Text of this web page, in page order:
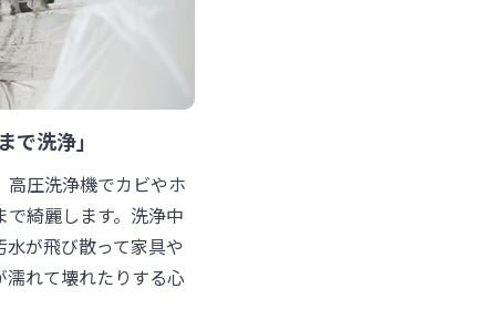
で洗浄」
圧洗浄機でカビやホ
綺麗します。洗浄中
が飛び散って家具や
れて壊れたりする心